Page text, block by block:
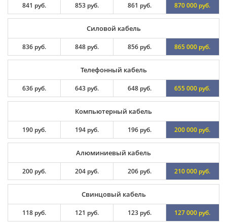
841 руб. 853 руб. 861 руб. 870 000 руб.
Силовой кабель
836 руб. 848 руб. 856 руб. 865 000 руб.
Телефонный кабель
636 руб. 643 руб. 648 руб. 655 000 руб.
Компьютерный кабель
190 руб. 194 руб. 196 руб. 200 000 руб.
Алюминиевый кабель
200 руб. 204 руб. 206 руб. 210 000 руб.
Свинцовый кабель
118 руб. 121 руб. 123 руб. 127 000 руб.